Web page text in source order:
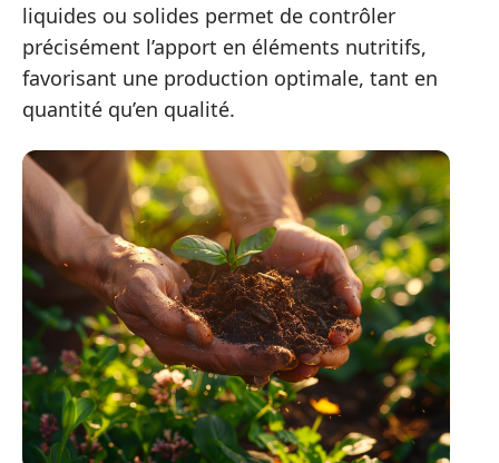
liquides ou solides permet de contrôler
précisément l’apport en éléments nutritifs,
favorisant une production optimale, tant en
quantité qu’en qualité.